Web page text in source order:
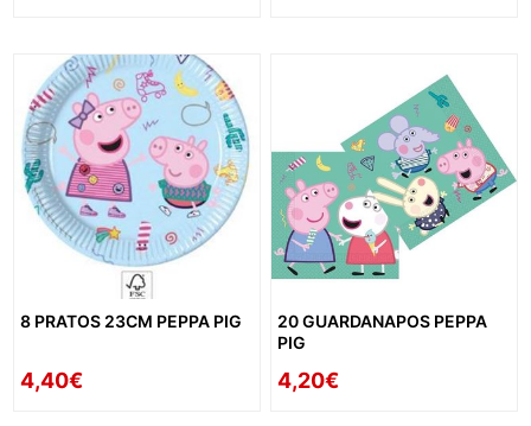
8 PRATOS 23CM PEPPA PIG
4,40€
20 GUARDANAPOS PEPPA
PIG
4,20€